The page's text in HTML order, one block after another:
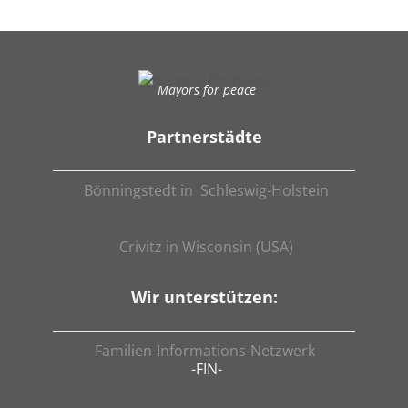
Mayors for peace
Partnerstädte
Bönningstedt in Schleswig-Holstein
Crivitz in Wisconsin (USA)
Wir unterstützen:
Familien-Informations-Netzwerk
-FIN-